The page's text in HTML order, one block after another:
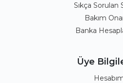
Sıkça Sorulan
Bakım
Banka
Üye